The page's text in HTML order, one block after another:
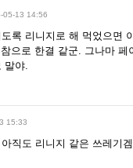
05-13 14:56
록 리니지로 해 먹었으면
으로 한결 같군. 그나마 페
말야.
15:33
직도 리니지 같은 쓰레기